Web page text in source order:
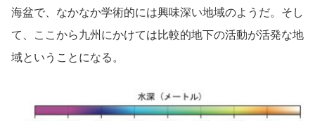
海盆で、なかなか学術的には興味深い地域のようだ。そし
て、ここから九州にかけては比較的地下の活動が活発な地
域ということになる。